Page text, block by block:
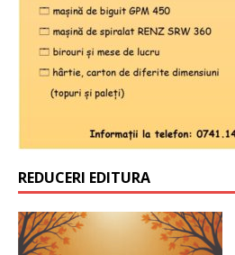
REDUCERI EDITURA